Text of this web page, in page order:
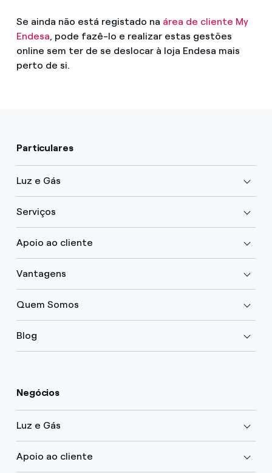
Se ainda não está registado na área de cliente My
Endesa, pode fazê-lo e realizar estas gestões
online sem ter de se deslocar à loja Endesa mais
perto de si.
Particulares
Luz e Gás
Serviços
Apoio ao cliente
Vantagens
Quem Somos
Blog
Negócios
Luz e Gás
Apoio ao cliente